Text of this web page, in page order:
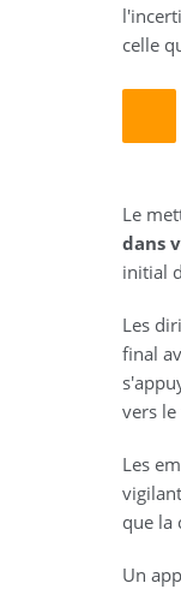
celle
Le
dans
initial
Les
final
vers
Les
que la
Un